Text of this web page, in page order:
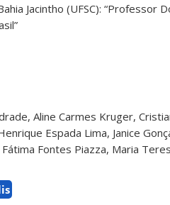
Jacintho (UFSC):
Aline Carmes Kruger,
Espada Lima, Janice
Fontes Piazza, Maria